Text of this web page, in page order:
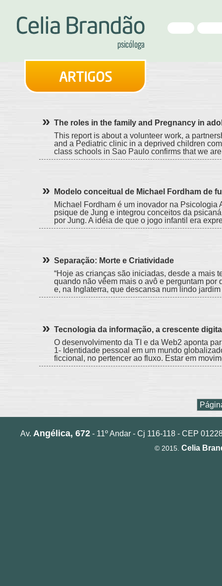
ARTIGOS
The roles in the family and Pregnancy in
This report is about a volunteer work, a
and a Pediatric clinic in a deprived children
class schools in Sao Paulo confirms that we
Modelo conceitual de Michael Fordham de
Michael Fordham é um inovador na
psique de Jung e integrou conceitos da
por Jung. A idéia de que o jogo infantil era
Separação: Morte e Criatividade
“Hoje as crianças são iniciadas, desde a mais
quando não vêem mais o avô e perguntam
e, na Inglaterra, que descansa num lindo
Tecnologia da informação, a crescente
O desenvolvimento da TI e da Web2 aponta
1- Identidade pessoal em um mundo
ficcional, no pertencer ao fluxo. Estar em
Av. Angélica, 672- 11º Andar - Cj 116-118 - CEP
© 2015. Celia